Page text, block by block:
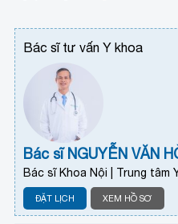
Bác sĩ tư vấn Y khoa
Bác sĩ NGUYỄN VĂN
Bác sĩ Khoa Nội | Trung tâm
ĐẶT LỊCH XEM HỒ SƠ